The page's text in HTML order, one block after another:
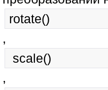
rotate()
,
scale()
,